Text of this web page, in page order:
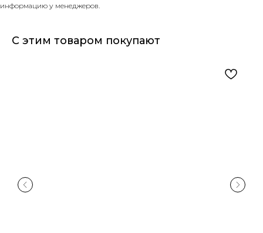
информацию у менеджеров.
С этим товаром покупают